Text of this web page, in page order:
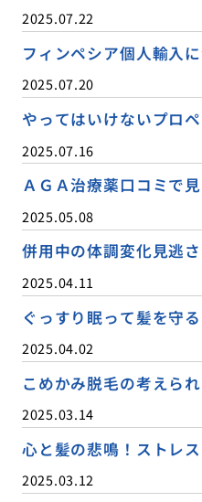
2025.07.22
フィンペシア個人輸入
2025.07.20
やってはいけないプロ
2025.07.16
ＡＧＡ治療薬口コミで
2025.05.08
併用中の体調変化見逃
2025.04.11
ぐっすり眠って髪を守
2025.04.02
こめかみ脱毛の考えら
2025.03.14
心と髪の悲鳴！ストレ
2025.03.12